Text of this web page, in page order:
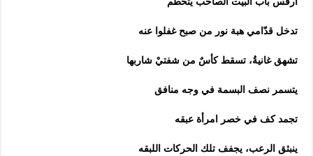
تدخل قدّامي هبة نور من صبح غفلوا عنه
تشهق غانيةُ، تسقط كأسٌ من شفتيْ شاربها
يتسمر نصف البسمة في وجه منافق
تجمد كف في خصر امرأة عبقه
ينبثق الرعب، يجفف تلك الحركات اللبقه